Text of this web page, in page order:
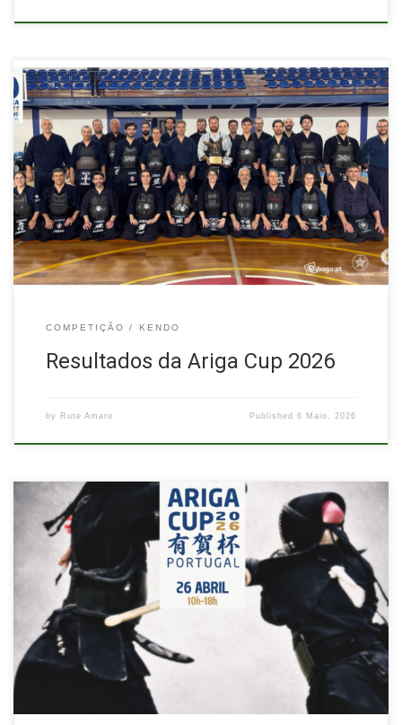
No passado dia 26 de abril, o Kendo Clube do Porto,
conjuntamente com a Federação Portuguesa de Kendo, Iaido e
Jodo, organizou a Ariga Cup 2026. A competição foi disputada
em formato individual misto, com base no sistema suíço,
totalizando 8 combates por atleta. Resultados – Ariga Cup
2026 1.º […]
COMPETIÇÃO KENDO
Resultados da Ariga Cup 2026
by Rute Amaro Published6 Maio, 2026
O Kendo Clube do Porto e a Federação Portuguesa de Kendo,
Iaido e Jodo organizam a Ariga Cup 2026, no dia 26 abril de
2026. A competição será disputada em formato misto e
individual, sendo aberta a competidores seniores registados na
FPKIJ ou em federações reconhecidas pela EKF/FIK.
Programa10:00 – […]